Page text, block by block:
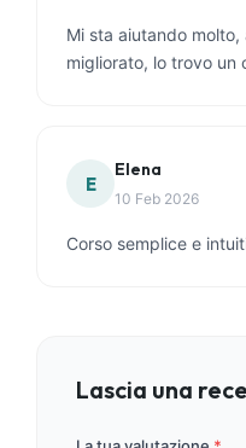
Mi sta aiutando
migliorato, lo trovo un
E
Elena
10 Feb 2026
Corso semplice e
Lascia una